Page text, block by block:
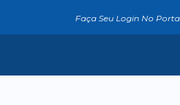
Faça Seu Login No